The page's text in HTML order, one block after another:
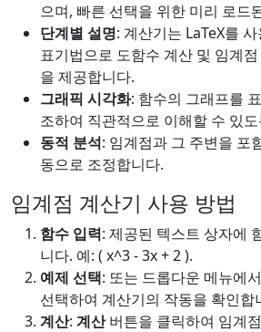
으며, 빠른 선택을 위한 미리 로드
단계별 설명: 계산기는 LaTeX를
표기법으로 도함수 계산 및 임계
을 제공합니다.
그래픽 시각화: 함수의 그래프를
조하여 직관적으로 이해할 수 있
동적 분석: 임계점과 그 주변을 포
동으로 조정합니다.
임계점 계산기 사용 방법
함수 입력: 제공된 텍스트 상자에
니다. 예: ( x^3 - 3x + 2 ).
예제 선택: 또는 드롭다운 메뉴에
선택하여 계산기의 작동을 확인합
계산: 계산버튼을 클릭하여 임계